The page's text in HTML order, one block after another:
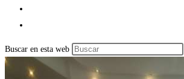
Buscar en esta web